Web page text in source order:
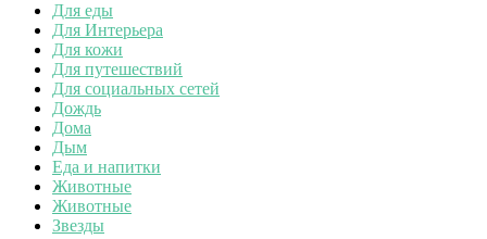
Для еды
Для Интерьера
Для кожи
Для путешествий
Для социальных сетей
Дождь
Дома
Дым
Еда и напитки
Животные
Животные
Звезды